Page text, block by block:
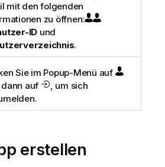
mit den folgenden
zu öffnen:
ID und
.
Sie im Popup-Menü auf
auf
, um sich
erstellen